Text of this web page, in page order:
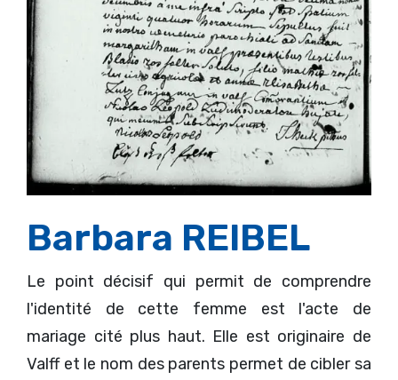
Barbara REIBEL
Le point décisif qui permit de comprendre
l'identité de cette femme est l'acte de
mariage cité plus haut. Elle est originaire de
Valff et le nom des parents permet de cibler sa